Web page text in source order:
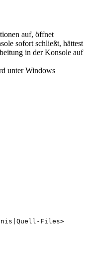
auf, öffnet
sofort schließt, hättest
in der Konsole auf
unter Windows
Files>